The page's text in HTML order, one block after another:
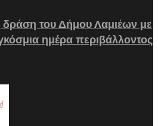
δράση του Δήμου Λαμιέων με
ημέρα περιβάλλοντος